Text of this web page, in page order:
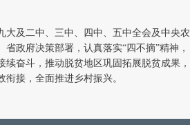
大及二中、三中、四中、五中全会及中央农
政府决策部署，认真落实“四不摘”精神，
续奋斗，推动脱贫地区巩固拓展脱贫成果，
接，全面推进乡村振兴。